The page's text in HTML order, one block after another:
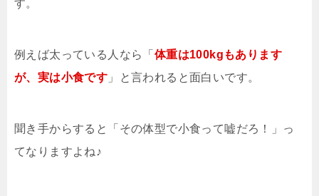
す。
例えば太っている人なら「 体重は100kgもあります
が、実は小食です 」と言われると面白いです。
聞き手からすると「その体型で小食って嘘だろ！」っ
てなりますよね♪